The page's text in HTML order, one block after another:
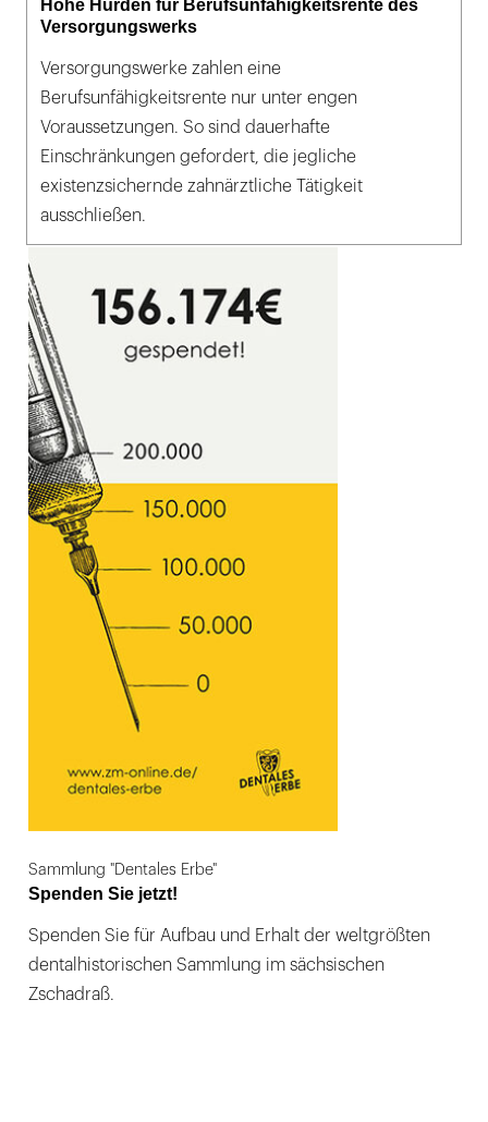
Hohe Hürden für Berufsunfähigkeitsrente des
Versorgungswerks
Versorgungswerke zahlen eine
Berufsunfähigkeitsrente nur unter engen
Voraussetzungen. So sind dauerhafte
Einschränkungen gefordert, die jegliche
existenzsichernde zahnärztliche Tätigkeit
ausschließen.
Sammlung "Dentales Erbe"
Spenden Sie jetzt!
Spenden Sie für Aufbau und Erhalt der weltgrößten
dentalhistorischen Sammlung im sächsischen
Zschadraß.